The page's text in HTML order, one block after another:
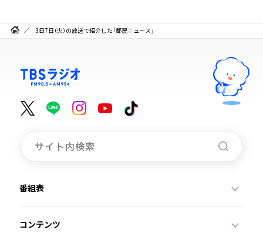
3日7日（火）の放送で紹介した「都民ニュース」
番組表
コンテンツ